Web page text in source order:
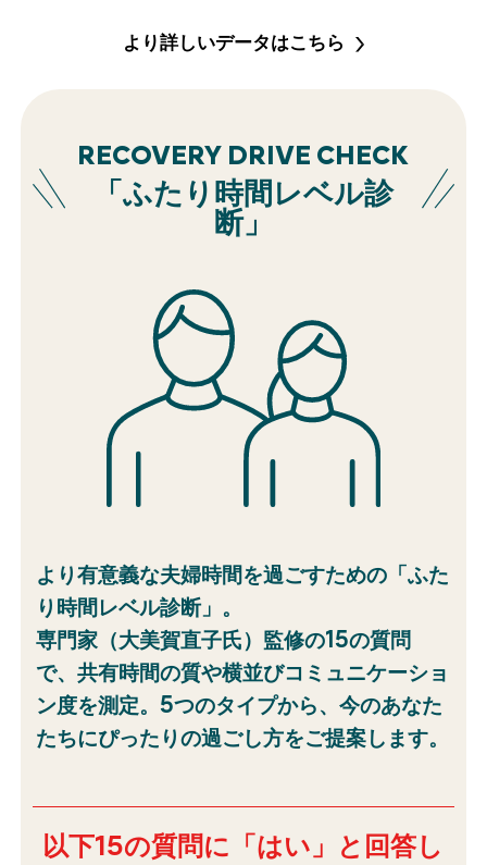
より詳しいデータはこちら
RECOVERY DRIVE CHECK
「ふたり時間レベル診
断」
より有意義な夫婦時間を過ごすための「ふた
り時間レベル診断」。
専門家（大美賀直子氏）監修の15の質問
で、共有時間の質や横並びコミュニケーショ
ン度を測定。 5つのタイプから、今のあなた
たちにぴったりの過ごし方をご提案します。
以下15の質問に「はい」と回答し